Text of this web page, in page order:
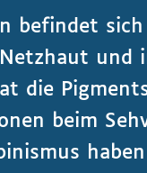
befindet
und
die
beim